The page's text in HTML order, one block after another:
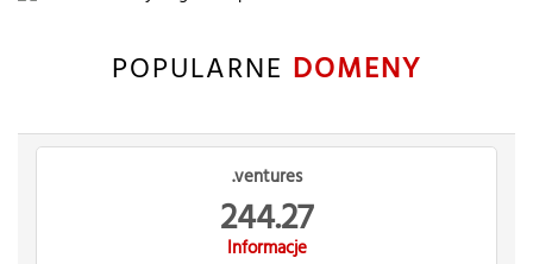
POPULARNE DOMENY
.ventures
244.27
Informacje